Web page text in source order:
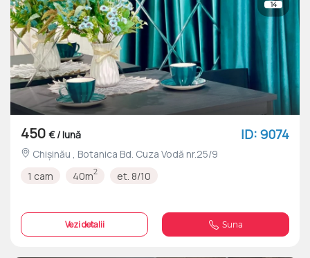
14
450 € / lună ID: 9074
Chișinău , Botanica Bd. Cuza Vodă nr.25/9
1 cam
40m2 et. 8/10
Vezi detalii Suna